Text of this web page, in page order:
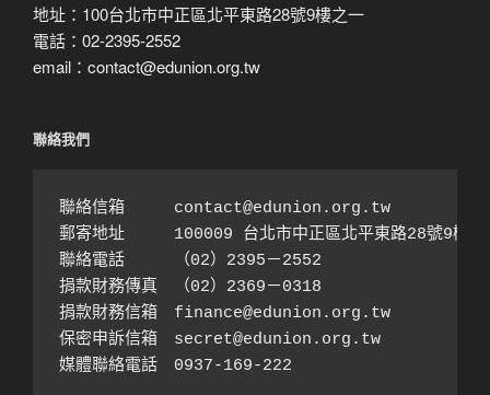
地址：100台北市中正區北平東路28號9樓之一
電話：02-2395-2552
email：contact@edunion.org.tw
聯絡我們
聯絡信箱　　　contact@edunion.org.tw
郵寄地址　　　100009 台北市中正區北平東路28號9樓之
聯絡電話　　　（02）2395－2552
捐款財務傳真　（02）2369－0318
捐款財務信箱　finance@edunion.org.tw
保密申訴信箱　secret@edunion.org.tw
媒體聯絡電話　0937-169-222